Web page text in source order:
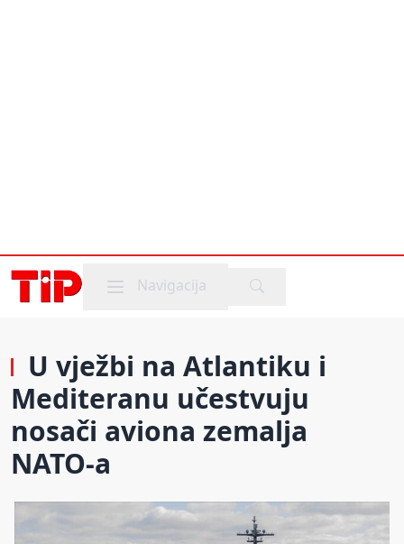
Mobile menu
Navigacija
U vježbi na Atlantiku i
Mediteranu učestvuju
nosači aviona zemalja
NATO-a